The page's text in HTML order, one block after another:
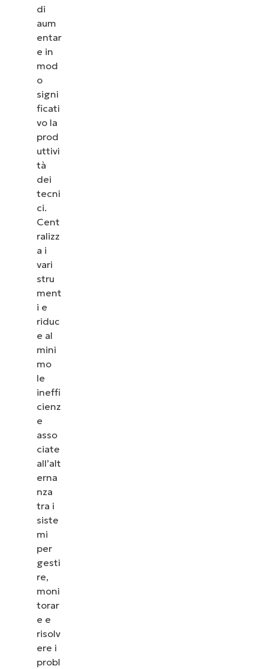
di
aum
entar
e in
mod
o
signi
ficati
vo la
prod
uttivi
tà
dei
tecni
ci.
Cent
ralizz
a i
vari
stru
ment
i e
riduc
e al
mini
mo
le
ineffi
cienz
e
asso
ciate
all’alt
erna
nza
tra i
siste
mi
per
gesti
re,
moni
torar
e e
risolv
ere i
probl